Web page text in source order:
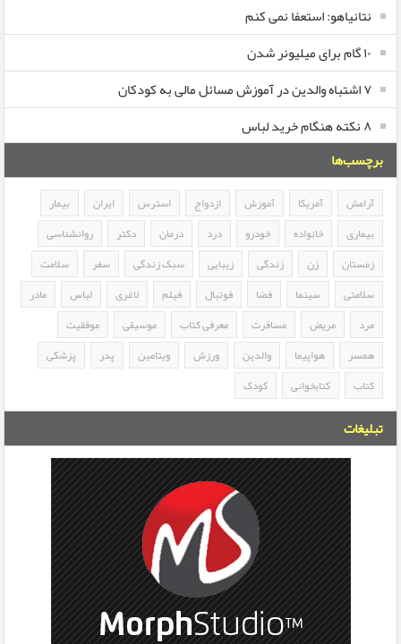
نتانیاهو: استعفا نمی کنم
۱۰ گام برای میلیونر شدن
۷ اشتباه والدین در آموزش مسائل مالی به کودکان
۸ نکته هنگام خرید لباس
برچسب‌ها
آرامش آمریکا آموزش ازدواج استرس ایران
بیمار
بیماری
خانواده خودرو درد درمان دکتر
روانشناسی
زمستان
زن زندگی زیبایی سبک زندگی سفر
سلامت
سلامتی
سینما فضا فوتبال فیلم لاغری لباس
مادر
مرد
مریض مسافرت معرفی کتاب موسیقی
موفقیت
همسر
هواپیما والدین ورزش ویتامین پدر
پزشکی
کتاب
کتابخوانی کودک
تبلیغات